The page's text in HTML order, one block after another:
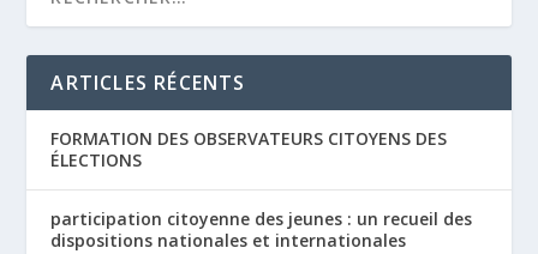
ARTICLES RÉCENTS
FORMATION DES OBSERVATEURS CITOYENS DES
ÉLECTIONS
participation citoyenne des jeunes : un recueil des
dispositions nationales et internationales